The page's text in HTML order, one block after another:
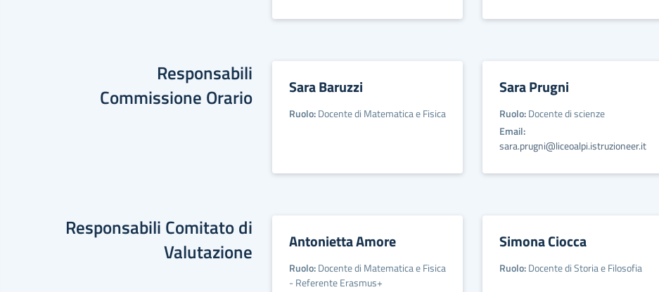
Responsabili
Commissione Orario
Sara Baruzzi
Ruolo:Docente di Matematica e Fisica
Sara Prugni
Ruolo:Docente di scienze
Email:
sara.prugni@liceoalpi.istruzioneer.it
Responsabili Comitato di
Valutazione
Antonietta Amore
Ruolo:Docente di Matematica e Fisica
- Referente Erasmus+
Simona Ciocca
Ruolo:Docente di Storia e Filosofia